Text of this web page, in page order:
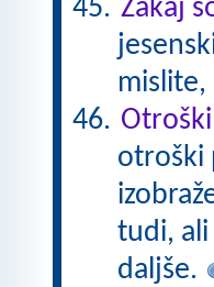
Zakaj
otroški
tudi, ali
daljše.